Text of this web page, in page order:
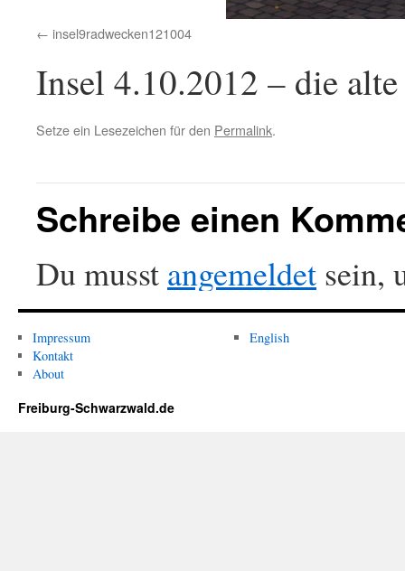
insel9radwecken121004
Insel 4.10.2012 – die
Setze ein Lesezeichen für den Permalink.
Schreibe einen
Du musst angemeldet sein,
Impressum
Kontakt
About
English
Freiburg-Schwarzwald.de